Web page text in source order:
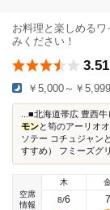
お料理と楽しめる
みください！
3.51
￥5,000～￥5,999
...■北海道帯広 豊西
モンと筍のアーリオ
ソテー コチュジャン
すすめ） フミーズグ
空席
情報
木
8/6 7